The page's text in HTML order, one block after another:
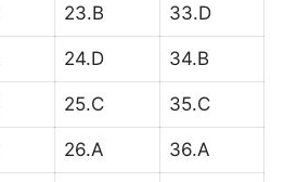
23.B 33.D
24.D 34.B
25.C 35.C
26.A 36.A